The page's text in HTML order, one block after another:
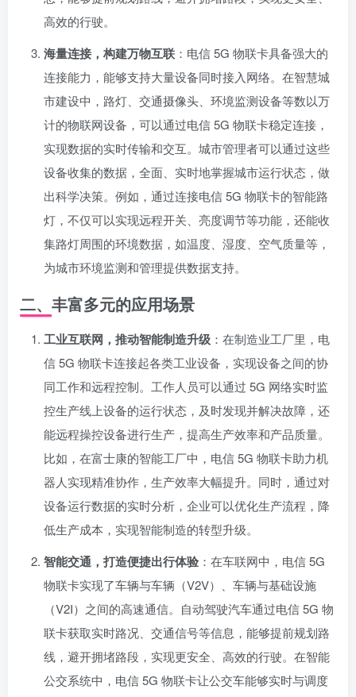
高效的行驶。
海量连接，构建万物互联 ：电信 5G 物联卡具备强大的
连接能力，能够支持大量设备同时接入网络。在智慧城
市建设中，路灯、交通摄像头、环境监测设备等数以万
计的物联网设备，可以通过电信 5G 物联卡稳定连接，
实现数据的实时传输和交互。城市管理者可以通过这些
设备收集的数据，全面、实时地掌握城市运行状态，做
出科学决策。例如，通过连接电信 5G 物联卡的智能路
灯，不仅可以实现远程开关、亮度调节等功能，还能收
集路灯周围的环境数据，如温度、湿度、空气质量等，
为城市环境监测和管理提供数据支持。
二、丰富多元的应用场景
工业互联网，推动智能制造升级 ：在制造业工厂里，电
信 5G 物联卡连接起各类工业设备，实现设备之间的协
同工作和远程控制。工作人员可以通过 5G 网络实时监
控生产线上设备的运行状态，及时发现并解决故障，还
能远程操控设备进行生产，提高生产效率和产品质量。
比如，在富士康的智能工厂中，电信 5G 物联卡助力机
器人实现精准协作，生产效率大幅提升。同时，通过对
设备运行数据的实时分析，企业可以优化生产流程，降
低生产成本，实现智能制造的转型升级。
智能交通，打造便捷出行体验：在车联网中，电信 5G
物联卡实现了车辆与车辆（V2V）、车辆与基础设施
（V2I）之间的高速通信。自动驾驶汽车通过电信 5G 物
联卡获取实时路况、交通信号等信息，能够提前规划路
线，避开拥堵路段，实现更安全、高效的行驶。在智能
公交系统中，电信 5G 物联卡让公交车能够实时与调度